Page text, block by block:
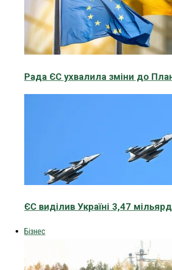
Рада ЄС ухвалила зміни до
ЄС виділив Україні 3,47
Бізнес